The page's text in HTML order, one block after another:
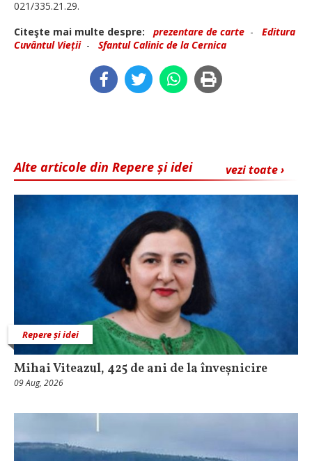
021/335.21.29.
Citeşte mai multe despre:
prezentare de carte - Editura
Cuvântul Vieții- Sfantul Calinic de la Cernica
vezi toate ›
Alte articole din Repere și idei
Repere și idei
Mihai Viteazul, 425 de ani de la înveșnicire
09 Aug, 2026